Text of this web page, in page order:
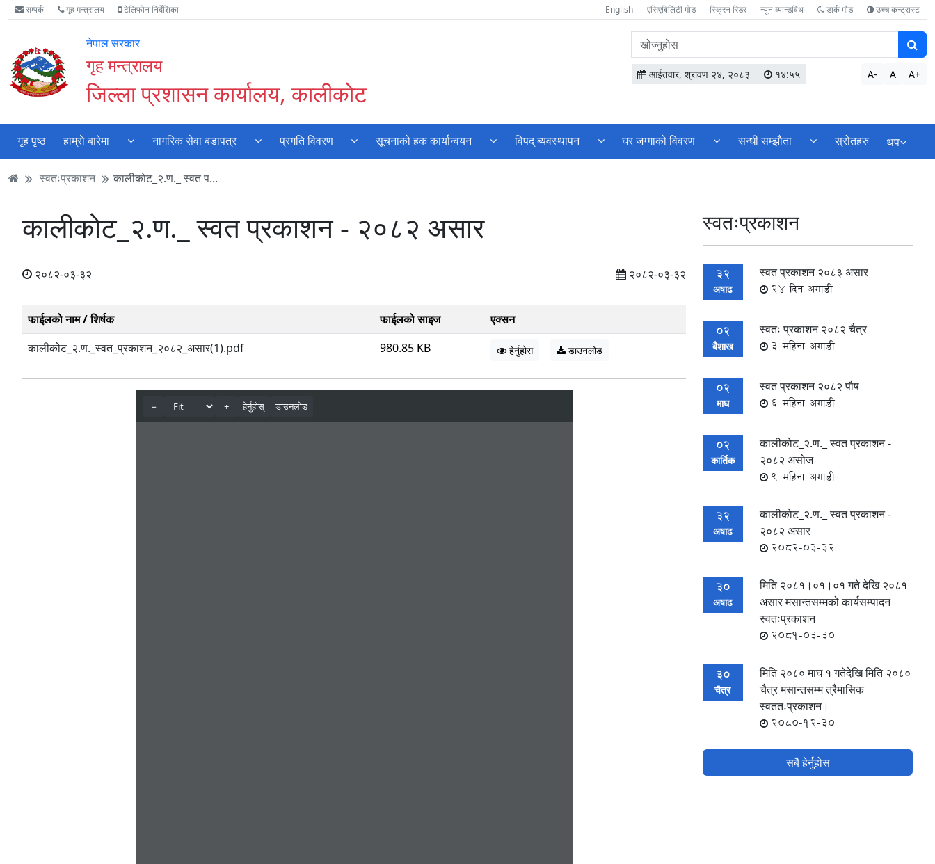
Accessibility
Mode
गर्नुहोस्
मुख्य
सामाग्री
मुख्य
नेभिगेसन
वेबसाइट
खोजमा
सम्पर्क गृह मन्त्रालय टेलिफोन निर्देशिका English एसिएबिलिटी मोड स्क्रिन रिडर न्यून व्यान्डविथ डार्क मोड उच्च कन्ट्रास्ट
नेपाल सरकार
गृह मन्त्रालय
जिल्ला प्रशासन कार्यालय, कालीकोट
वेबसाइटमा
सामग्री
खोज्नुहोस
आईतवार, श्रावण २४, २०८३ १४:५५ A- A A+
गृह पृष्ठ हाम्राे बारेमा नागरिक सेवा बडापत्र प्रगति विवरण सूचनाको हक कार्यान्वयन विपद् ब्यवस्थापन घर जग्गाको विवरण सन्धी सम्झाैता स्रोतहरु थप
स्वतःप्रकाशन कालीकोट_२.ण._ स्वत प...
कालीकोट_२.ण._ स्वत प्रकाशन - २०८२ असार
२०८२-०३-३२ २०८२-०३-३२
फाईलको नाम / शिर्षक फाईलको साइज
एक्सन
कालीकोट_२.ण._स्वत_प्रकाशन_२०८२_असार(1).pdf
980.85 KB हेर्नुहोस डाउनलोड
स्वतःप्रकाशन
32
अषाढ
स्वत प्रकाशन २०८३ असार
24 दिन अगाडी
02
बैशाख
स्वतः प्रकाशन २०८२ चैत्र
3 महिना अगाडी
02
माघ
स्वत प्रकाशन २०८२ पौष
6 महिना अगाडी
02
कार्तिक
कालीकोट_२.ण._ स्वत प्रकाशन -
२०८२ असोज
9 महिना अगाडी
32
अषाढ
कालीकोट_२.ण._ स्वत प्रकाशन -
२०८२ असार
2082-03-32
30
अषाढ
मिति २०८१।०१।०१ गते देखि २०८१
असार मसान्तसम्मको कार्यसम्पादन
स्वतःप्रकाशन
2081-03-30
30
चैत्र
मिति २०८० माघ १ गतेदेखि मिति २०८०
चैत्र मसान्तसम्म त्रैमासिक
स्वततःप्रकाशन।
2080-12-30
सबै हेर्नुहोस